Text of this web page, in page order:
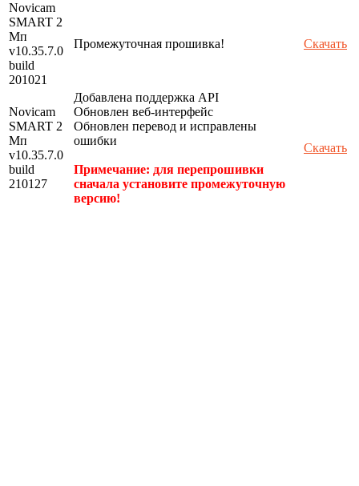
Novicam
SMART 2
Мп
v10.35.7.0
build
201021
Промежуточная прошивка! Скачать
Novicam
SMART 2
Мп
v10.35.7.0
build
210127
Добавлена поддержка API
Обновлен веб-интерфейс
Обновлен перевод и исправлены
ошибки
Примечание: для перепрошивки
сначала установите промежуточную
версию!
Скачать